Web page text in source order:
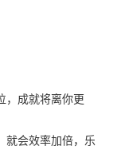
，成就将离你更
就会效率加倍，乐